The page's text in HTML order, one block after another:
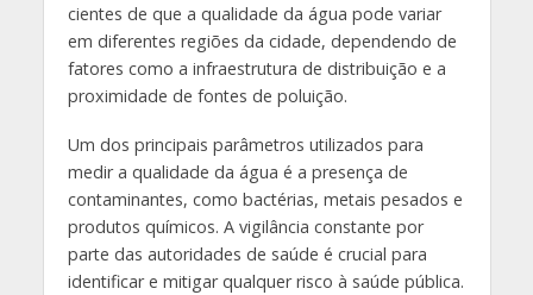
cientes de que a qualidade da água pode variar
em diferentes regiões da cidade, dependendo de
fatores como a infraestrutura de distribuição e a
proximidade de fontes de poluição.
Um dos principais parâmetros utilizados para
medir a qualidade da água é a presença de
contaminantes, como bactérias, metais pesados e
produtos químicos. A vigilância constante por
parte das autoridades de saúde é crucial para
identificar e mitigar qualquer risco à saúde pública.